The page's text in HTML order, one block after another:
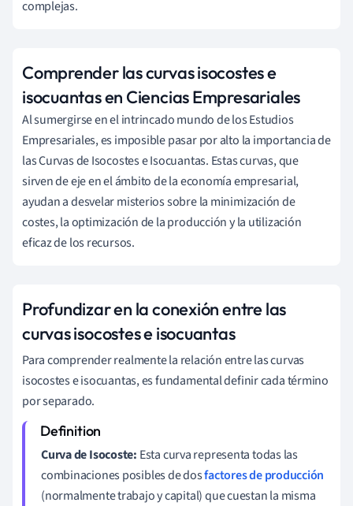
complejas.
Comprender las curvas isocostes e
isocuantas en Ciencias Empresariales
Al sumergirse en el intrincado mundo de los Estudios
Empresariales, es imposible pasar por alto la importancia de
las Curvas de Isocostes e Isocuantas. Estas curvas, que
sirven de eje en el ámbito de la economía empresarial,
ayudan a desvelar misterios sobre la minimización de
costes, la optimización de la producción y la utilización
eficaz de los recursos.
Profundizar en la conexión entre las
curvas isocostes e isocuantas
Para comprender realmente la relación entre las curvas
isocostes e isocuantas, es fundamental definir cada término
por separado.
Curva de Isocoste: Esta curva representa todas las
combinaciones posibles de dosfactores de producción
(normalmente trabajo y capital) que cuestan la misma